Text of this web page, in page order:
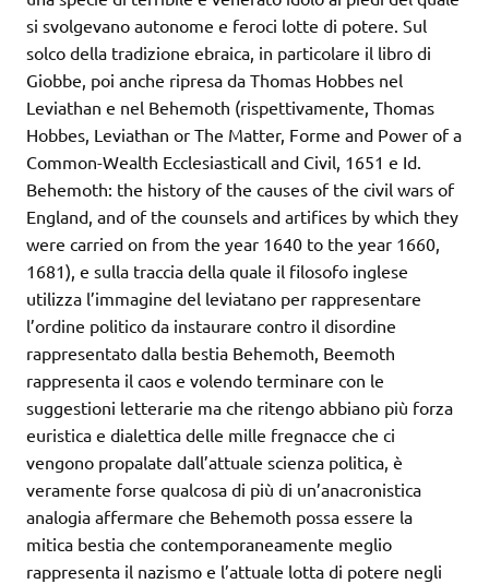
si svolgevano autonome e feroci lotte di potere. Sul
solco della tradizione ebraica, in particolare il libro di
Giobbe, poi anche ripresa da Thomas Hobbes nel
Leviathan e nel Behemoth (rispettivamente, Thomas
Hobbes, Leviathan or The Matter, Forme and Power of a
Common-Wealth Ecclesiasticall and Civil, 1651 e Id.
Behemoth: the history of the causes of the civil wars of
England, and of the counsels and artifices by which they
were carried on from the year 1640 to the year 1660,
1681), e sulla traccia della quale il filosofo inglese
utilizza l’immagine del leviatano per rappresentare
l’ordine politico da instaurare contro il disordine
rappresentato dalla bestia Behemoth, Beemoth
rappresenta il caos e volendo terminare con le
suggestioni letterarie ma che ritengo abbiano più forza
euristica e dialettica delle mille fregnacce che ci
vengono propalate dall’attuale scienza politica, è
veramente forse qualcosa di più di un’anacronistica
analogia affermare che Behemoth possa essere la
mitica bestia che contemporaneamente meglio
rappresenta il nazismo e l’attuale lotta di potere negli